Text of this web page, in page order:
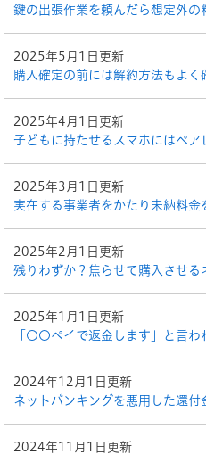
鍵の出張作業を頼んだら想定外の
2025年5月1日更新
購入確定の前には解約方法もよく
2025年4月1日更新
子どもに持たせるスマホにはペア
2025年3月1日更新
実在する事業者をかたり未納料金
2025年2月1日更新
残りわずか？焦らせて購入させる
2025年1月1日更新
「〇〇ペイで返金します」と言わ
2024年12月1日更新
ネットバンキングを悪用した還付
2024年11月1日更新